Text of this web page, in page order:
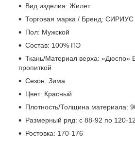
Вид изделия: Жилет
Торговая марка / Бренд: СИРИУС
Пол: Мужской
Состав: 100% ПЭ
Ткань/Материал верха:
пропиткой
Сезон: Зима
Цвет: Красный
Плотность/Толщина материала:
Размерный ряд: с 88-92 по 120-
Ростовка: 170-176